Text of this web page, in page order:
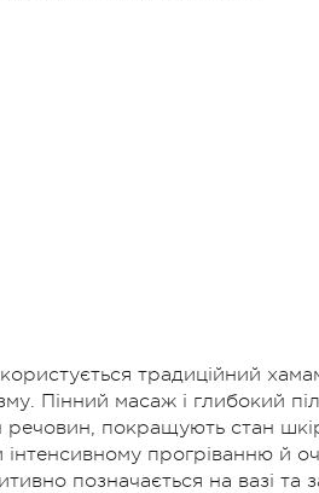
традиційний
Пінний масаж і глибокий
речовин, покращують стан
інтенсивному прогріванню й
позначається на вазі та